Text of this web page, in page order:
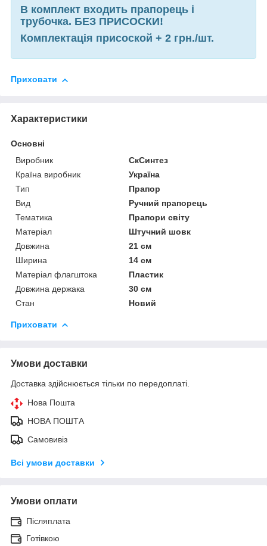
В комплект входить прапорець і
трубочка. БЕЗ ПРИСОСКИ!
Комплектація присоской + 2 грн./шт.
Приховати
Характеристики
Основні
Виробник
СкСинтез
Країна виробник
Україна
Тип
Прапор
Вид
Ручний прапорець
Тематика
Прапори світу
Матеріал
Штучний шовк
Довжина
21 см
Ширина
14 см
Матеріал флагштока
Пластик
Довжина держака
30 см
Стан
Новий
Приховати
Умови доставки
Доставка здійснюється тільки по передоплаті.
Нова Пошта
НОВА ПОШТА
Самовивіз
Всі умови доставки
Умови оплати
Післяплата
Готівкою